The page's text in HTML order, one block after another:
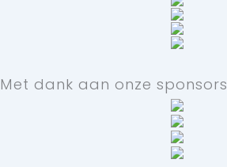
Met dank aan onze sponsors